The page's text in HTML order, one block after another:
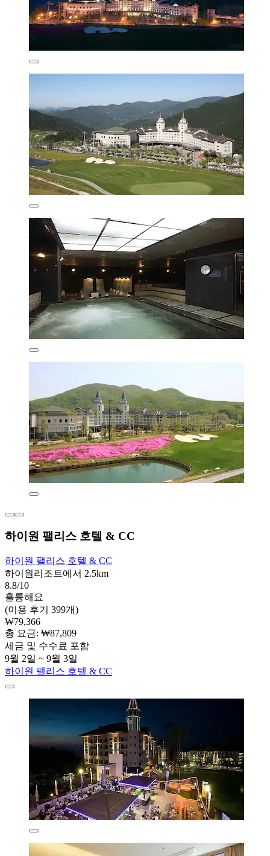
하이원 팰리스 호텔 & CC
하이원 팰리스 호텔 & CC
하이원리조트에서 2.5km
8.8/10
훌륭해요
(이용 후기 399개)
₩79,366
총 요금: ₩87,809
세금 및 수수료 포함
9월 2일 ~ 9월 3일
하이원 팰리스 호텔 & CC